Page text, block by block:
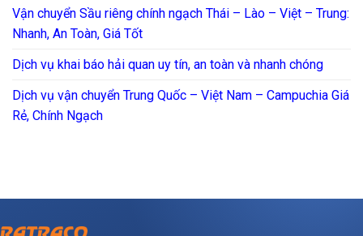
Vận chuyển Sầu riêng chính ngạch Thái – Lào – Việt – Trung:
Nhanh, An Toàn, Giá Tốt
Dịch vụ khai báo hải quan uy tín, an toàn và nhanh chóng
Dịch vụ vận chuyển Trung Quốc – Việt Nam – Campuchia Giá
Rẻ, Chính Ngạch